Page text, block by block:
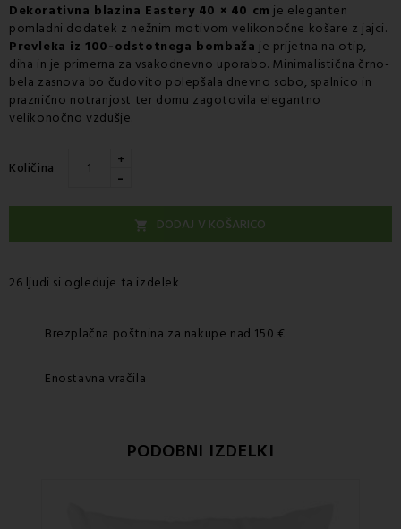
Dekorativna blazina Eastery 40 × 40 cm je eleganten
pomladni dodatek z nežnim motivom velikonočne košare z jajci.
Prevleka iz 100-odstotnega bombaža je prijetna na otip,
diha in je primerna za vsakodnevno uporabo. Minimalistična črno-
bela zasnova bo čudovito polepšala dnevno sobo, spalnico in
praznično notranjost ter domu zagotovila elegantno
velikonočno vzdušje.
Količina +
-
 DODAJ V KOŠARICO
26 ljudi si ogleduje ta izdelek
Brezplačna poštnina za nakupe nad 150 €
Enostavna vračila
PODOBNI IZDELKI